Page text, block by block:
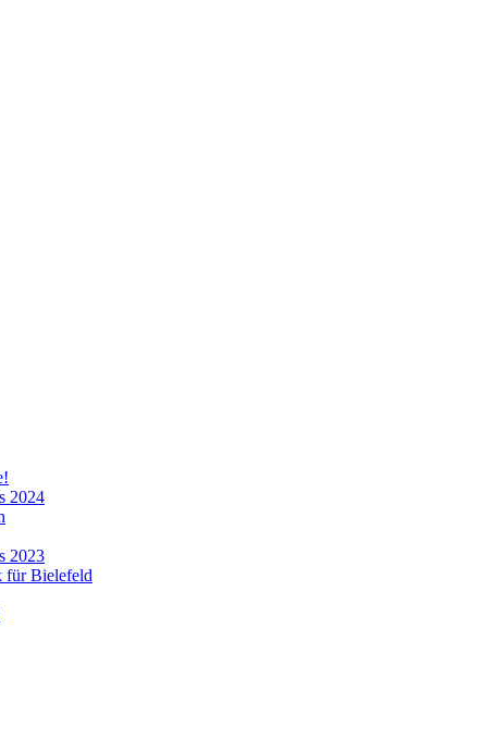
2024
2023
für Bielefeld​​